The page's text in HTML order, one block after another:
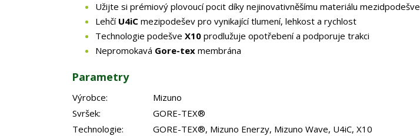
Užijte si prémiový plovoucí pocit díky nejinovativněšímu materiálu mezidpodešve
Lehčí U4iC mezipodešev pro vynikající tlumení, lehkost a rychlost
Technologie podešve X10 prodlužuje opotřebení a podporuje trakci
Nepromokavá Gore-tex membrána
Parametry
Výrobce:
Mizuno
Svršek:
GORE-TEX®
Technologie:
GORE-TEX®, Mizuno Enerzy, Mizuno Wave, U4iC, X10